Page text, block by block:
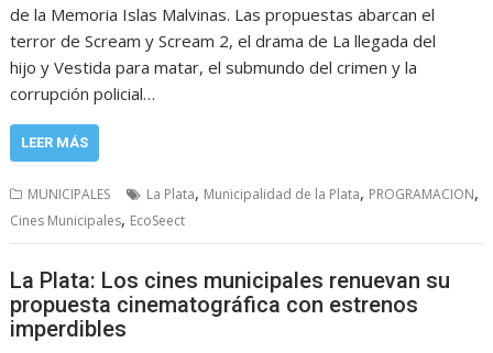
de la Memoria Islas Malvinas. Las propuestas abarcan el
terror de Scream y Scream 2, el drama de La llegada del
hijo y Vestida para matar, el submundo del crimen y la
corrupción policial…
LEER MÁS
MUNICIPALES La Plata, Municipalidad de la Plata, PROGRAMACION,
Cines Municipales, EcoSeect
La Plata: Los cines municipales renuevan su
propuesta cinematográfica con estrenos
imperdibles